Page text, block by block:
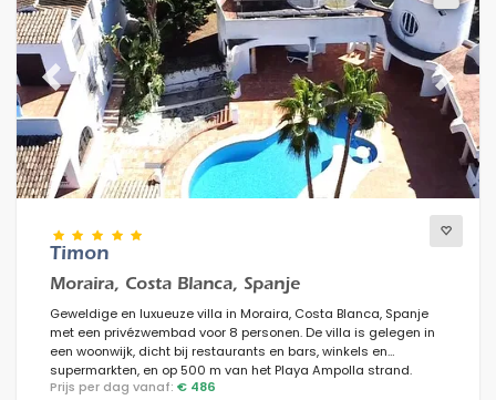
Previous Next
Timon
Moraira, Costa Blanca, Spanje
Geweldige en luxueuze villa in Moraira, Costa Blanca, Spanje
met een privézwembad voor 8 personen. De villa is gelegen in
een woonwijk, dicht bij restaurants en bars, winkels en
supermarkten, en op 500 m van het Playa Ampolla strand.
Prijs per dag vanaf: € 486